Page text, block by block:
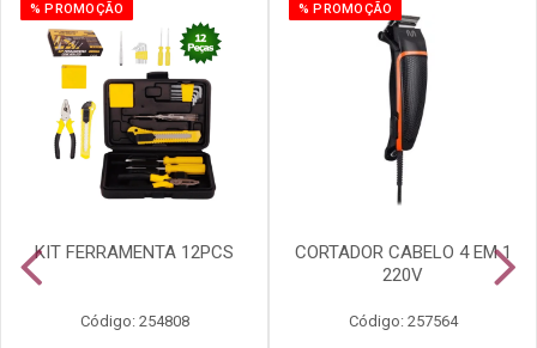
% PROMOÇÃO
KIT FERRAMENTA 12PCS
Código: 254808
% PROMOÇÃO
CORTADOR CABELO 4 EM 1
220V
Código: 257564